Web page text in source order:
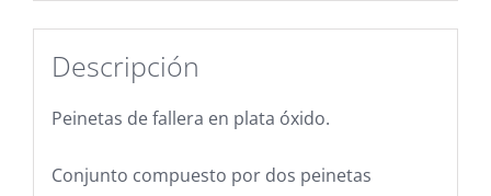
Descripción
Peinetas de fallera en plata óxido.
Conjunto compuesto por dos peinetas